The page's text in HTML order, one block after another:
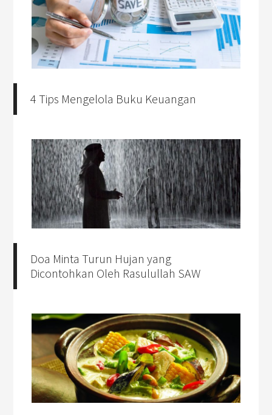
4 Tips Mengelola Buku Keuangan
Doa Minta Turun Hujan yang
Dicontohkan Oleh Rasulullah SAW